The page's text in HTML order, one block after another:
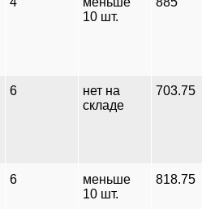
10 шт.
6
нет на
складе
703.75
6
меньше
10 шт.
818.75